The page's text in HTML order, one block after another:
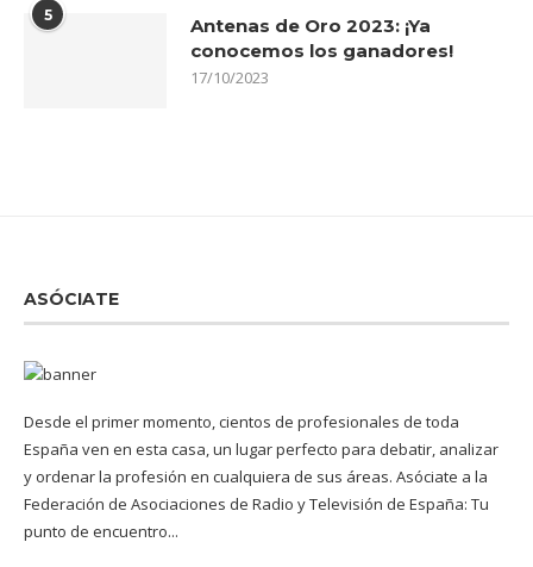
5
Antenas de Oro 2023: ¡Ya
conocemos los ganadores!
17/10/2023
ASÓCIATE
Desde el primer momento, cientos de profesionales de toda
España ven en esta casa, un lugar perfecto para debatir, analizar
y ordenar la profesión en cualquiera de sus áreas. Asóciate a la
Federación de Asociaciones de Radio y Televisión de España: Tu
punto de encuentro...